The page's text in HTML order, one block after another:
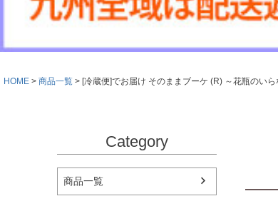
HOME 商品一覧 [冷蔵便]でお届け そのままブーケ (R) ～花瓶のい
Category
商品一覧